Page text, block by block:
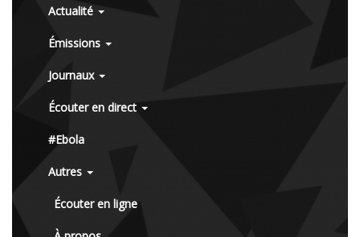
Actualité
Émissions
Journaux
Écouter en direct
#Ebola
Autres
Écouter en ligne